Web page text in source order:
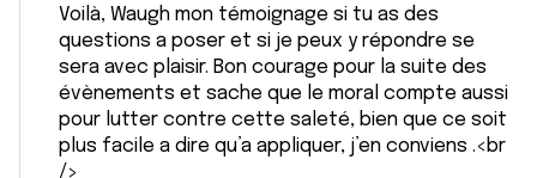
Voilà, Waugh mon témoignage si tu as des
questions a poser et si je peux y répondre se
sera avec plaisir. Bon courage pour la suite des
évènements et sache que le moral compte aussi
pour lutter contre cette saleté, bien que ce soit
plus facile a dire qu’a appliquer, j’en conviens .<br
/>